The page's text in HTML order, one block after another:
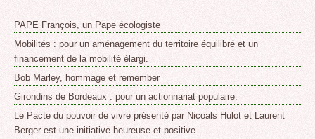
PAPE François, un Pape écologiste
Mobilités : pour un aménagement du territoire équilibré et un
financement de la mobilité élargi.
Bob Marley, hommage et remember
Girondins de Bordeaux : pour un actionnariat populaire.
Le Pacte du pouvoir de vivre présenté par Nicoals Hulot et Laurent
Berger est une initiative heureuse et positive.